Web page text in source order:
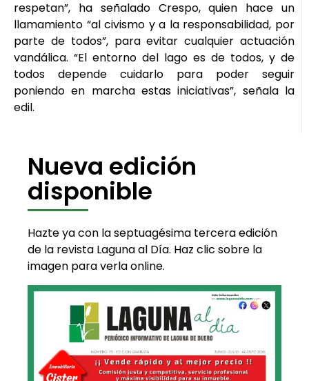
respetan”, ha señalado Crespo, quien hace un
llamamiento “al civismo y a la responsabilidad, por
parte de todos”, para evitar cualquier actuación
vandálica. “El entorno del lago es de todos, y de
todos depende cuidarlo para poder seguir
poniendo en marcha estas iniciativas”, señala la
edil.
Nueva edición
disponible
Hazte ya con la septuagésima tercera edición
de la revista Laguna al Día. Haz clic sobre la
imagen para verla online.